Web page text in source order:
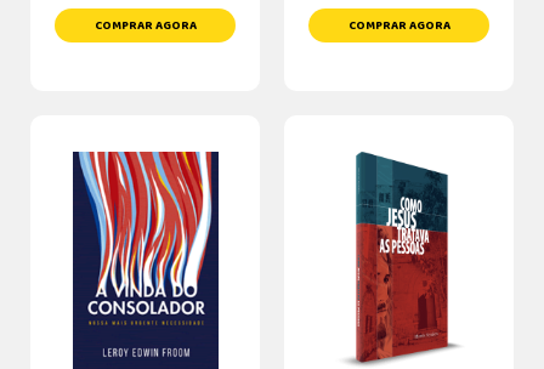
COMPRAR AGORA COMPRAR AGORA